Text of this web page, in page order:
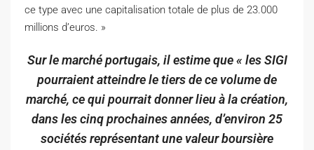
ce type avec une capitalisation totale de plus de 23.000
millions d’euros. »
Sur le marché portugais, il estime que « les SIGI
pourraient atteindre le tiers de ce volume de
marché, ce qui pourrait donner lieu à la création,
dans les cinq prochaines années, d’environ 25
sociétés représentant une valeur boursière